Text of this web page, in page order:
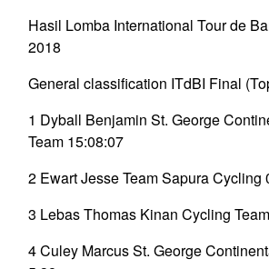
Hasil Lomba International Tour de
2018
General classification ITdBI Final
1 Dyball Benjamin St. George
Team 15:08:07
2 Ewart Jesse Team Sapura Cycling
3 Lebas Thomas Kinan Cycling
4 Culey Marcus St. George